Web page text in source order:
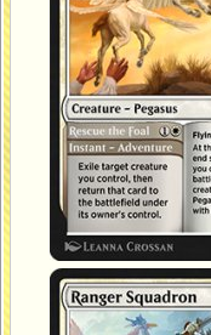
Escadron de rôdeurs